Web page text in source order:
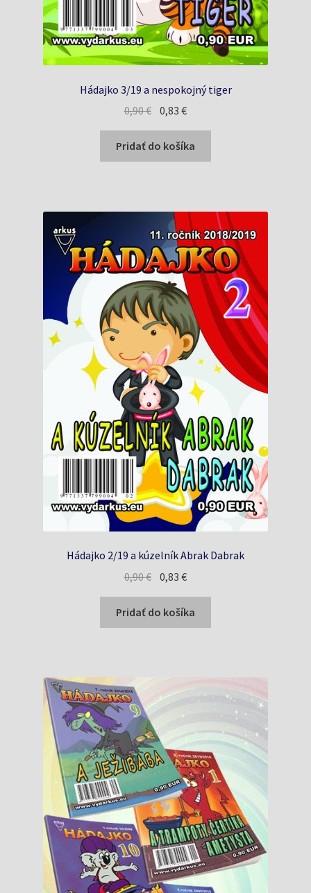
Hádajko 3/19 a nespokojný tiger
0,90€ Pôvodná
cena
bola:
0,90 €.
0,83€Aktuálna
cena
je:
0,83 €.
Pridať do košíka
Hádajko 2/19 a kúzelník Abrak Dabrak
0,90€ Pôvodná
cena
bola:
0,90 €.
0,83€Aktuálna
cena
je:
0,83 €.
Pridať do košíka